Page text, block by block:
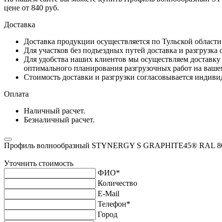
цене от 840 руб.
Доставка
Доставка продукции осуществляется по Тульской
Для участков без подъездных путей доставка и
Для удобства наших клиентов мы осуществляем
оптимального планирования разгрузочных работ на
Стоимость доставки и разгрузки согласовывается
Оплата
Наличный расчет.
Безналичный расчет.
Профиль волнообразный STYNERGY S GRAPHITE45® RAL
Уточнить стоимость
ФИО*
Количество
E-Mail
Телефон*
Город